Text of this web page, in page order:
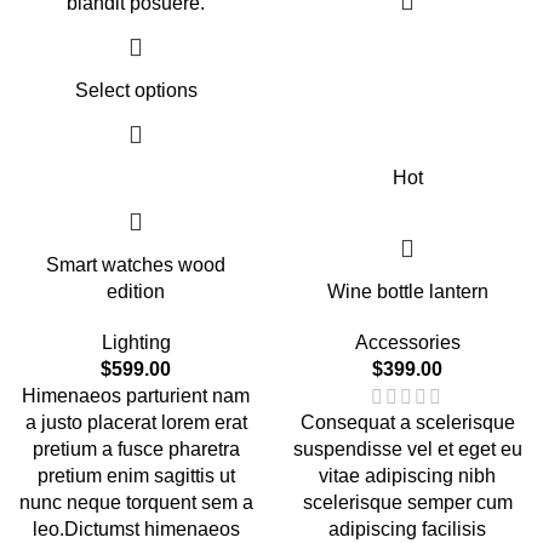
Select options
Smart watches wood
edition
Lighting
$599.00
Himenaeos parturient nam
a justo placerat lorem erat
pretium a fusce pharetra
pretium enim sagittis ut
nunc neque torquent sem a
leo.Dictumst himenaeos
Hot
Wine bottle lantern
Accessories
$399.00
Consequat a scelerisque
suspendisse vel et eget eu
vitae adipiscing nibh
scelerisque semper cum
adipiscing facilisis